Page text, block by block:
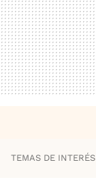
TEMAS DE INTERÉS